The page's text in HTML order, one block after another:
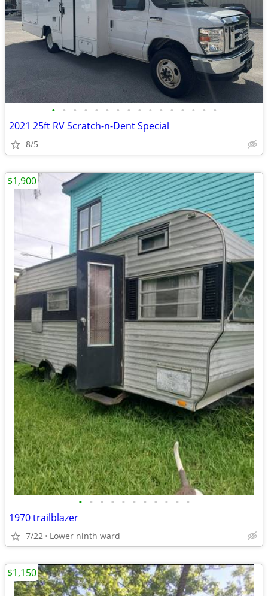
• • • • • • • • • • • • • • • •
2021 25ft RV Scratch-n-Dent Special
8/5
• • • • • • • • • • •
1970 trailblazer
7/22 Lower ninth ward
$1,900
$1,150